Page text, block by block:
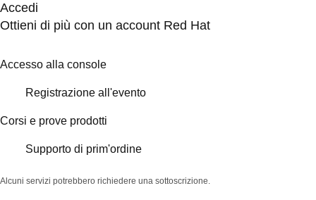
Accedi
Ottieni di più con un account Red Hat
Accesso alla console
Registrazione all'evento
Corsi e prove prodotti
Supporto di prim'ordine
Alcuni servizi potrebbero richiedere una sottoscrizione.